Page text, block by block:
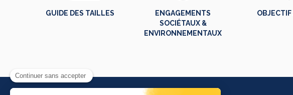
GUIDE DES TAILLES
ENGAGEMENTS
SOCIÉTAUX &
ENVIRONNEMENTAUX
OBJECTIF